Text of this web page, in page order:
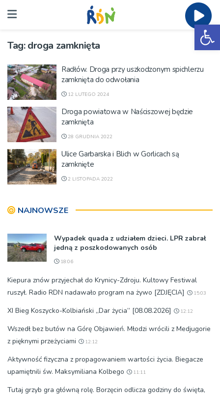
Tag:droga zamknięta
Radłów. Droga przy uszkodzonym spichlerzu
zamknięta do odwołania
12 LUTEGO 2024
Droga powiatowa w Naściszowej będzie
zamknięta
28 GRUDNIA 2022
Ulice Garbarska i Blich w Gorlicach są
zamknięte
2 LISTOPADA 2022
NAJNOWSZE
Wypadek quada z udziałem dzieci. LPR zabrał
jedną z poszkodowanych osób
18:06
Kiepura znów przyjechał do Krynicy-Zdroju. Kultowy Festiwal
ruszył. Radio RDN nadawało program na żywo [ZDJĘCIA]
15:03
XI Bieg Koszycko-Kolbiański „Dar życia” [08.08.2026] 12:12
Wszedł bez butów na Górę Objawień. Młodzi wrócili z Medjugorie
z pięknymi przeżyciami
12:12
Aktywność fizyczna z propagowaniem wartości życia. Biegacze
upamiętnili św. Maksymiliana Kolbego
11:11
Tutaj grzyb gra główną rolę. Borzęcin odlicza godziny do święta,